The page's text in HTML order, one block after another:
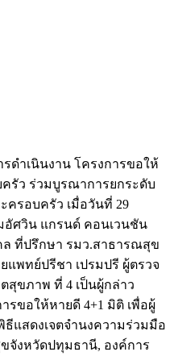
ดำเนินงาน โครงการขอให้
ครัว ร่วมบูรณาการยกระดับ
ครอบครัว เมื่อวันที่ 29
อัศวิน แกรนด์ คอนเวนชัน
ล ที่ปรึกษา รมว.สาธารณสุข
แพทย์ปรีชา เปรมปรี ผู้ตรวจ
สุขภาพ ที่ 4 เป็นผู้กล่าว
รขอให้หายดี 4+1 มิติ เพื่อผู้
แสดงเจตจำนงความร่วมมือ
จังหวัดปทุมธานี, องค์การ